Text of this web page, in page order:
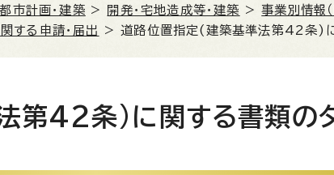
都市計画・建築 > 開発・宅地造成等・建築 >事業別情報
する申請・届出 > 道路位置指定(建築基準法第42条)に
第42条)に関する書類の